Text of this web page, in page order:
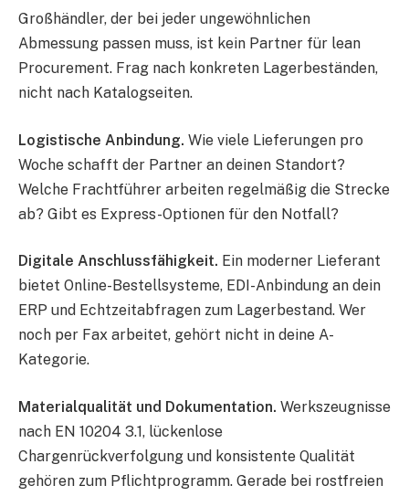
Großhändler, der bei jeder ungewöhnlichen
Abmessung passen muss, ist kein Partner für lean
Procurement. Frag nach konkreten Lagerbeständen,
nicht nach Katalogseiten.
Logistische Anbindung. Wie viele Lieferungen pro
Woche schafft der Partner an deinen Standort?
Welche Frachtführer arbeiten regelmäßig die Strecke
ab? Gibt es Express-Optionen für den Notfall?
Digitale Anschlussfähigkeit. Ein moderner Lieferant
bietet Online-Bestellsysteme, EDI-Anbindung an dein
ERP und Echtzeitabfragen zum Lagerbestand. Wer
noch per Fax arbeitet, gehört nicht in deine A-
Kategorie.
Materialqualität und Dokumentation. Werkszeugnisse
nach EN 10204 3.1, lückenlose
Chargenrückverfolgung und konsistente Qualität
gehören zum Pflichtprogramm. Gerade bei rostfreien